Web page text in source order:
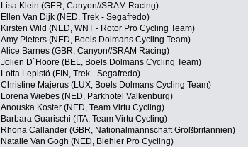
Lisa Klein (GER, Canyon//SRAM Racing)
Ellen Van Dijk (NED, Trek - Segafredo)
Kirsten Wild (NED, WNT - Rotor Pro Cycling Team)
Amy Pieters (NED, Boels Dolmans Cycling Team)
Alice Barnes (GBR, Canyon//SRAM Racing)
Jolien D`Hoore (BEL, Boels Dolmans Cycling Team)
Lotta Lepistö (FIN, Trek - Segafredo)
Christine Majerus (LUX, Boels Dolmans Cycling Team)
Lorena Wiebes (NED, Parkhotel Valkenburg)
Anouska Koster (NED, Team Virtu Cycling)
Barbara Guarischi (ITA, Team Virtu Cycling)
Rhona Callander (GBR, Nationalmannschaft Großbritannien)
Natalie Van Gogh (NED, Biehler Pro Cycling)